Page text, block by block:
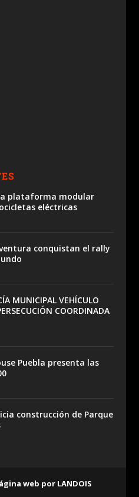
plataforma modular
eléctricas
conquistan el rally
MUNICIPAL VEHÍCULO
COORDINADA
Puebla presenta las
construcción de Parque
web por LANDOIS